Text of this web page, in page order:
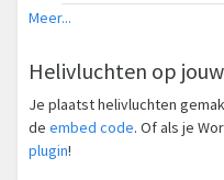
Meer...
Helivluchten op
Je plaatst helivluchten
de embed code. Of als je
plugin!